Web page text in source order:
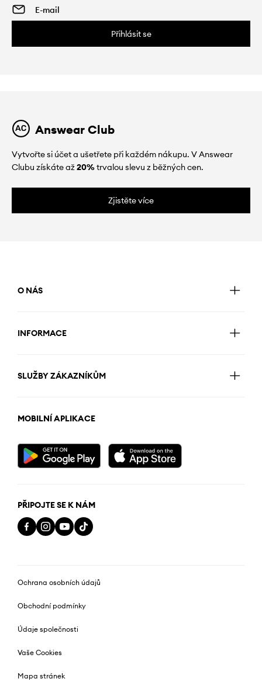
Přihlásit se
Answear Club
Vytvořte si účet a ušetřete při každém nákupu. V Answear
Clubu získáte až20%trvalou slevu z běžných cen.
Zjistěte více
O NÁS
INFORMACE
SLUŽBY ZÁKAZNÍKŮM
MOBILNÍ APLIKACE
PŘIPOJTE SE K NÁM
Ochrana osobních údajů
Obchodní podmínky
Údaje společnosti
Vaše Cookies
Mapa stránek